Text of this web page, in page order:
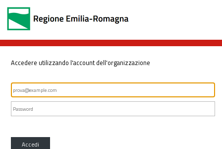
Accedere utilizzando l'account dell'organizzazione
Accedi